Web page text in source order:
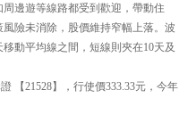
邊遊等線路都受到歡迎，帶動住
險未消除，股價維持窄幅上落。波
動平均線之間，短線則夾在10天及
【21528】，行使價333.33元，今年